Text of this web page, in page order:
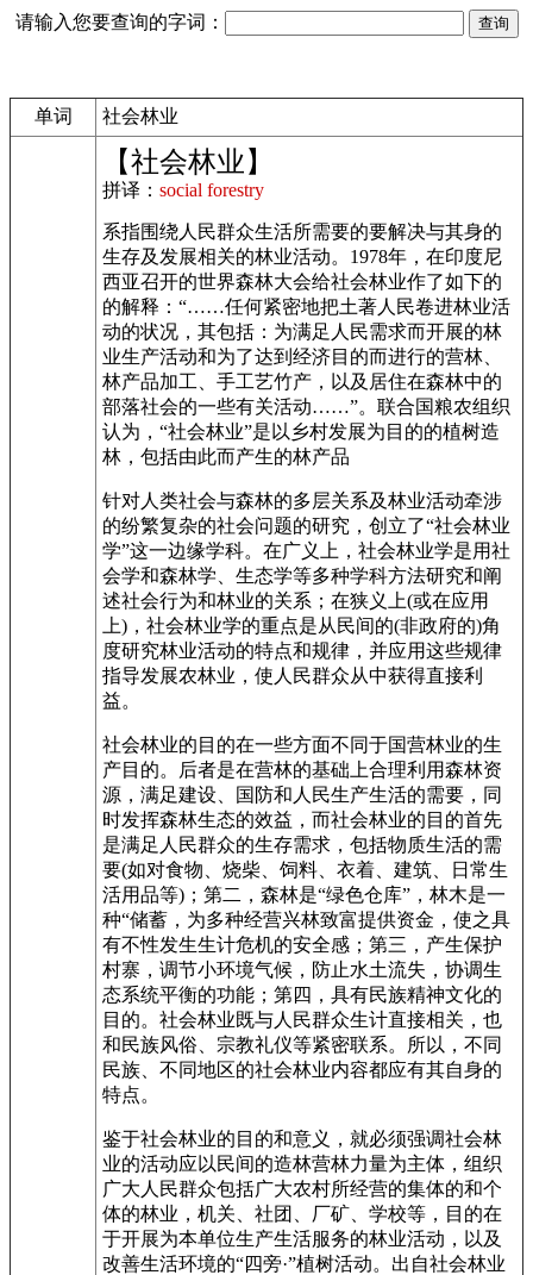
请输入您要查询的字词：
单词 社会林业
【社会林业】
拼译： social forestry
系指围绕人民群众生活所需要的要解决与其身的
生存及发展相关的林业活动。1978年，在印度尼
西亚召开的世界森林大会给社会林业作了如下的
的解释：“……任何紧密地把土著人民卷进林业活
动的状况，其包括：为满足人民需求而开展的林
业生产活动和为了达到经济目的而进行的营林、
林产品加工、手工艺竹产，以及居住在森林中的
部落社会的一些有关活动……”。联合国粮农组织
认为，“社会林业”是以乡村发展为目的的植树造
林，包括由此而产生的林产品
针对人类社会与森林的多层关系及林业活动牵涉
的纷繁复杂的社会问题的研究，创立了“社会林业
学”这一边缘学科。在广义上，社会林业学是用社
会学和森林学、生态学等多种学科方法研究和阐
述社会行为和林业的关系；在狭义上(或在应用
上)，社会林业学的重点是从民间的(非政府的)角
度研究林业活动的特点和规律，并应用这些规律
指导发展农林业，使人民群众从中获得直接利
益。
社会林业的目的在一些方面不同于国营林业的生
产目的。后者是在营林的基础上合理利用森林资
源，满足建设、国防和人民生产生活的需要，同
时发挥森林生态的效益，而社会林业的目的首先
是满足人民群众的生存需求，包括物质生活的需
要(如对食物、烧柴、饲料、衣着、建筑、日常生
活用品等)；第二，森林是“绿色仓库”，林木是一
种“储蓄，为多种经营兴林致富提供资金，使之具
有不性发生生计危机的安全感；第三，产生保护
村寨，调节小环境气候，防止水土流失，协调生
态系统平衡的功能；第四，具有民族精神文化的
目的。社会林业既与人民群众生计直接相关，也
和民族风俗、宗教礼仪等紧密联系。所以，不同
民族、不同地区的社会林业内容都应有其自身的
特点。
鉴于社会林业的目的和意义，就必须强调社会林
业的活动应以民间的造林营林力量为主体，组织
广大人民群众包括广大农村所经营的集体的和个
体的林业，机关、社团、厂矿、学校等，目的在
于开展为本单位生产生活服务的林业活动，以及
改善生活环境的“四旁·”植树活动。出自社会林业